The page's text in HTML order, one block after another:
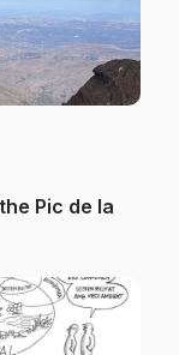
Pic de la